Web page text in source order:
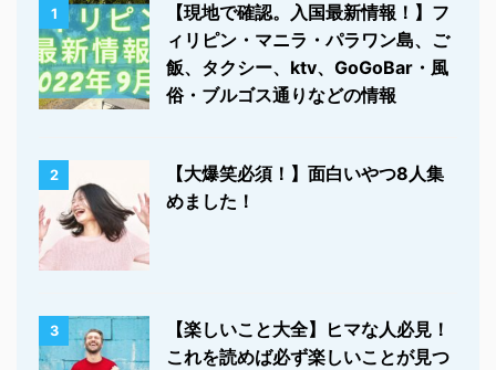
1
【現地で確認。入国最新情報！】フ
ィリピン・マニラ・パラワン島、ご
飯、タクシー、ktv、GoGoBar・風
俗・ブルゴス通りなどの情報
2
【大爆笑必須！】面白いやつ8人集
めました！
3
【楽しいこと大全】ヒマな人必見！
これを読めば必ず楽しいことが見つ